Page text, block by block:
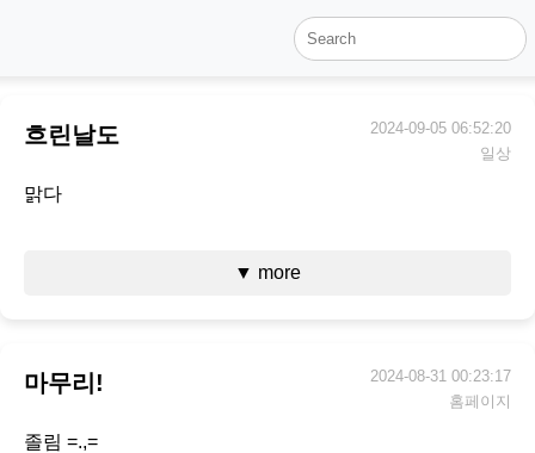
흐린날도
2024-09-05 06:52:20
일상
맑다
▼ more
마무리!
2024-08-31 00:23:17
홈페이지
졸림 =.,=